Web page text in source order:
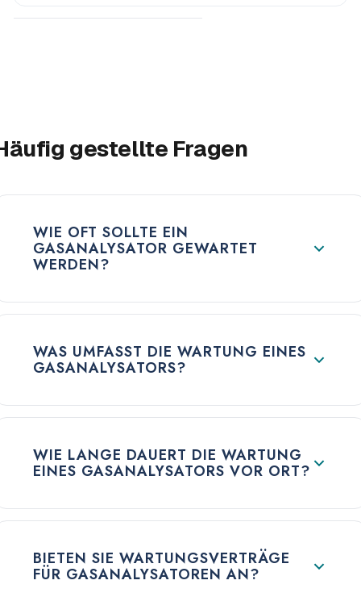
gestellte Fragen
WIE OFT SOLLTE EIN
GASANALYSATOR GEWARTET
WERDEN?
WAS UMFASST DIE WARTUNG EINES
GASANALYSATORS?
WIE LANGE DAUERT DIE WARTUNG
EINES GASANALYSATORS VOR ORT?
BIETEN SIE WARTUNGSVERTRÄGE
FÜR GASANALYSATOREN AN?